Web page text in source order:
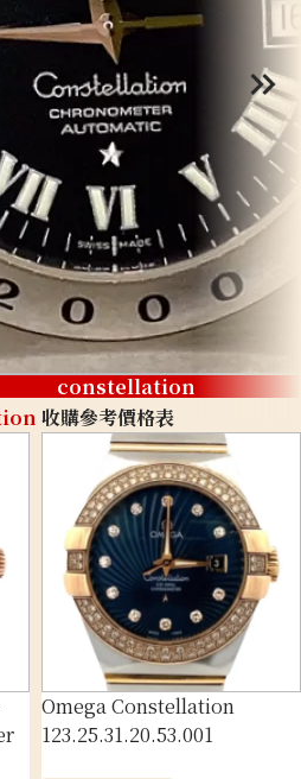
constellation
收購參考價格表
Omega Constellation
123.25.31.20.53.001